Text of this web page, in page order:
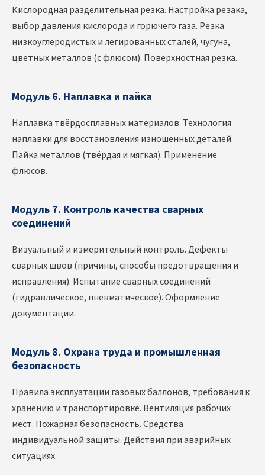
Кислородная разделительная резка. Настройка резака,
выбор давления кислорода и горючего газа. Резка
низкоуглеродистых и легированных сталей, чугуна,
цветных металлов (с флюсом). Поверхностная резка.
Модуль 6. Наплавка и пайка
Наплавка твёрдосплавных материалов. Технология
наплавки для восстановления изношенных деталей.
Пайка металлов (твёрдая и мягкая). Применение
флюсов.
Модуль 7. Контроль качества сварных
соединений
Визуальный и измерительный контроль. Дефекты
сварных швов (причины, способы предотвращения и
исправления). Испытание сварных соединений
(гидравлическое, пневматическое). Оформление
документации.
Модуль 8. Охрана труда и промышленная
безопасность
Правила эксплуатации газовых баллонов, требования к
хранению и транспортировке. Вентиляция рабочих
мест. Пожарная безопасность. Средства
индивидуальной защиты. Действия при аварийных
ситуациях.